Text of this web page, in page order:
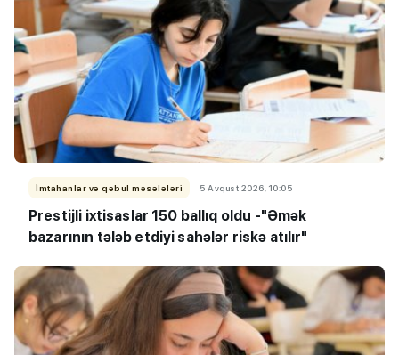
İmtahanlar və qəbul məsələləri 5 Avqust 2026, 10:05
Prestijli ixtisaslar 150 ballıq oldu -"Əmək
bazarının tələb etdiyi sahələr riskə atılır"